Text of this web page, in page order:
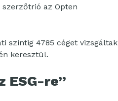
szerzőtrió az Opten
szintig 4785 céget vizsgáltak
keresztül.
ESG-re”